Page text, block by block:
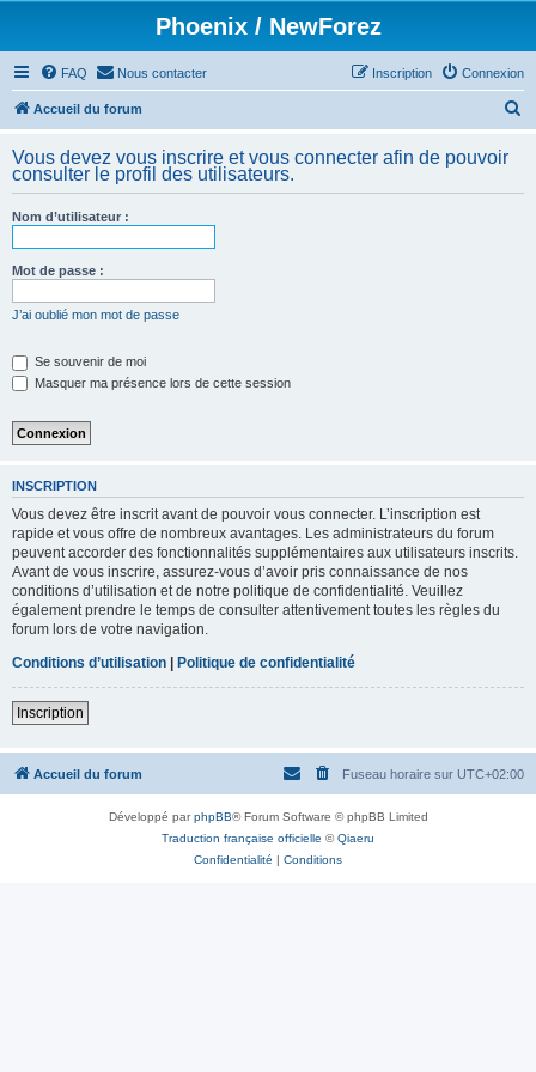
Phoenix / NewForez
FAQ Nous contacter Connexion
Inscription
Accueil du forum
h
Vous devez vous inscrire et vous connecter afin de pouvoir
consulter le profil des utilisateurs.
Nom d’utilisateur :
Mot de passe :
J’ai oublié mon mot de passe
Se souvenir de moi
Masquer ma présence lors de cette session
INSCRIPTION
Vous devez être inscrit avant de pouvoir vous connecter. L’inscription est
rapide et vous offre de nombreux avantages. Les administrateurs du forum
peuvent accorder des fonctionnalités supplémentaires aux utilisateurs inscrits.
Avant de vous inscrire, assurez-vous d’avoir pris connaissance de nos
conditions d’utilisation et de notre politique de confidentialité. Veuillez
également prendre le temps de consulter attentivement toutes les règles du
forum lors de votre navigation.
Conditions d’utilisation | Politique de confidentialité
Inscription
Accueil du forum Fuseau horaire sur UTC+02:00
Développé parphpBB® Forum Software © phpBB Limited
Traduction française officielle ©Qiaeru
Confidentialité | Conditions